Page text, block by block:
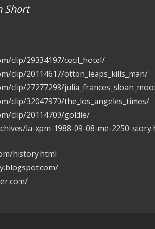
Short
clip/29334197/cecil_hotel/
clip/20114617/otton_leaps_kills_man/
clip/27277298/
clip/32047970/the_los_angeles_times/
clip/20114709/goldie/
la-xpm-1988-09-08-me-2250-
history.html